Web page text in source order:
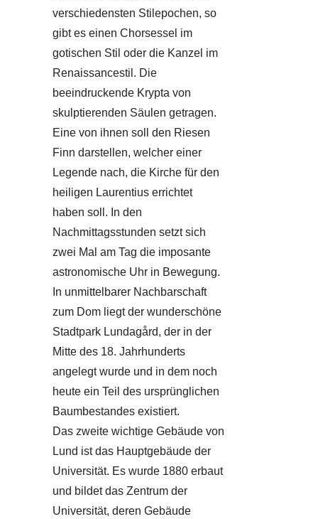
verschiedensten Stilepochen, so
gibt es einen Chorsessel im
gotischen Stil oder die Kanzel im
Renaissancestil. Die
beeindruckende Krypta von
skulptierenden Säulen getragen.
Eine von ihnen soll den Riesen
Finn darstellen, welcher einer
Legende nach, die Kirche für den
heiligen Laurentius errichtet
haben soll. In den
Nachmittagsstunden setzt sich
zwei Mal am Tag die imposante
astronomische Uhr in Bewegung.
In unmittelbarer Nachbarschaft
zum Dom liegt der wunderschöne
Stadtpark Lundagård, der in der
Mitte des 18. Jahrhunderts
angelegt wurde und in dem noch
heute ein Teil des ursprünglichen
Baumbestandes existiert.
Das zweite wichtige Gebäude von
Lund ist das Hauptgebäude der
Universität. Es wurde 1880 erbaut
und bildet das Zentrum der
Universität, deren Gebäude